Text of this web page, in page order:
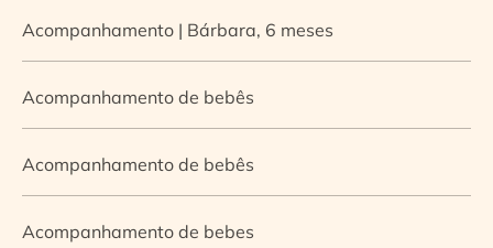
Acompanhamento | Bárbara, 6 meses
Acompanhamento de bebês
Acompanhamento de bebês
Acompanhamento de bebes